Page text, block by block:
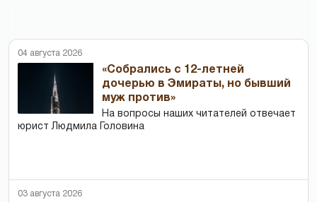
04 августа 2026
«Собрались с 12-летней
дочерью в Эмираты, но бывший
муж против»
На вопросы наших читателей отвечает
юрист Людмила Головина
03 августа 2026